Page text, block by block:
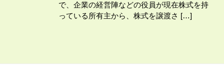
で、企業の経営陣などの役員が現在株式を持
っている所有主から、株式を譲渡さ […]